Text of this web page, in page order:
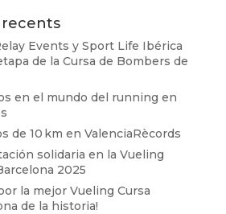
recents
Events y Sport Life Ibérica
de la Cursa de Bombers de
en el mundo del running en
de 10 km en ValenciaRècords
solidaria en la Vueling
2025
la mejor Vueling Cursa
de la historia!